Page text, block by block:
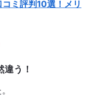
ミ評判10選！メリ
う！